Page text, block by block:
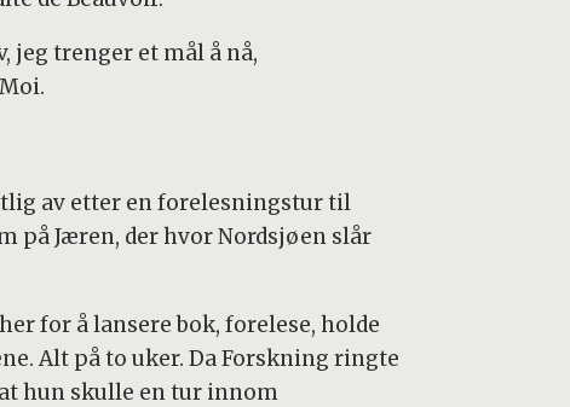
jeg trenger et mål å nå,
av etter en forelesningstur til
på Jæren, der hvor Nordsjøen slår
for å lansere bok, forelese, holde
Alt på to uker. Da Forskning ringte
hun skulle en tur innom